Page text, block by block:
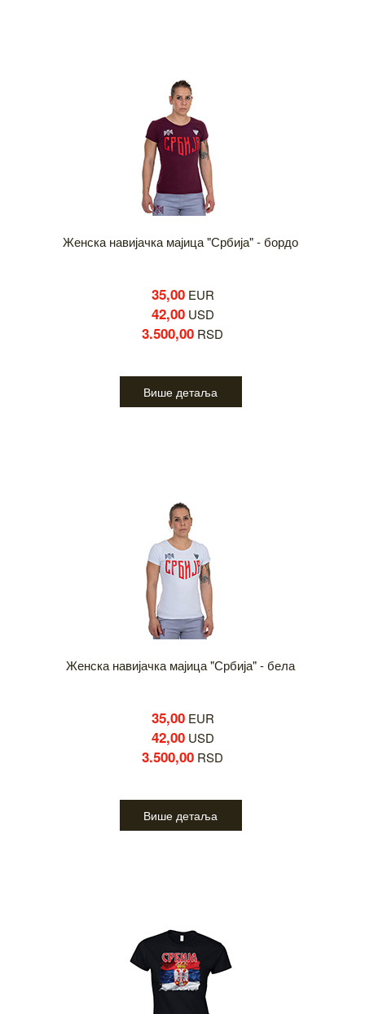
Женска навијачка мајица "Србија" - бордо
35,00EUR
42,00USD
3.500,00 RSD
Више детаља
Женска навијачка мајица "Србија" - бела
35,00EUR
42,00USD
3.500,00 RSD
Више детаља